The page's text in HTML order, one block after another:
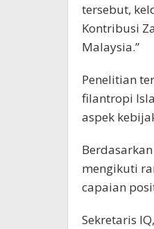
tersebut,
Kontribusi
Malaysia.”
Penelitian
filantropi
aspek
mengikuti
capaian
Sekretaris